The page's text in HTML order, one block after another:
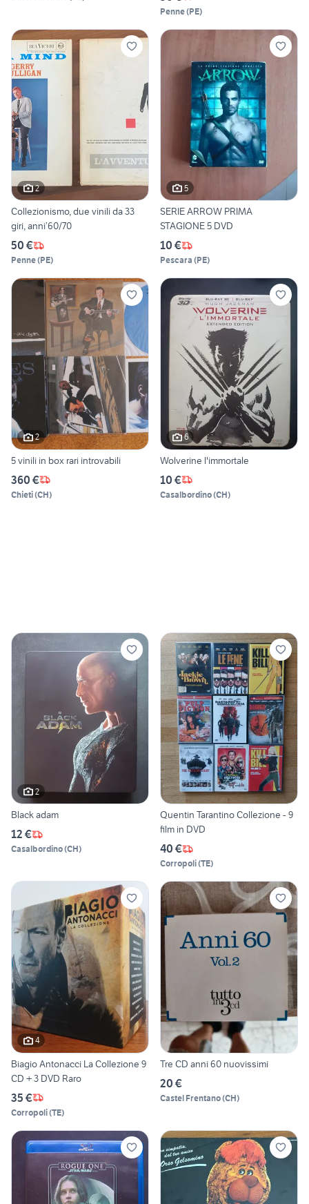
Penne(PE)
2
Collezionismo, due vinili da 33
giri, anni’60/70
50 €
Penne(PE)
5
SERIE ARROW PRIMA
STAGIONE 5 DVD
10 €
Pescara (PE)
2
5 vinili in box rari introvabili
360 €
Chieti(CH)
6
Wolverine l'immortale
10 €
Casalbordino(CH)
2
Black adam
12 €
Casalbordino(CH)
Quentin Tarantino Collezione - 9
film in DVD
40 €
Corropoli(TE)
4
Biagio Antonacci La Collezione 9
CD + 3 DVD Raro
35 €
Corropoli(TE)
Tre CD anni 60 nuovissimi
20 €
Castel Frentano(CH)